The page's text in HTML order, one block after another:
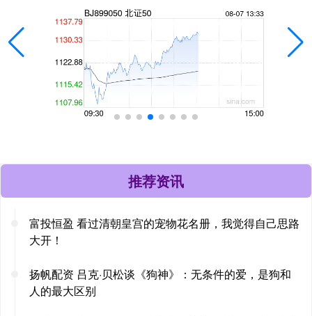
推荐资讯
富投恒盈 看过清朝皇宫的宠物花名册，我觉得自己思路
大开！
扬帆配资 吕克·贝松谈《狗神》：无条件的爱，是狗和
人的最大区别